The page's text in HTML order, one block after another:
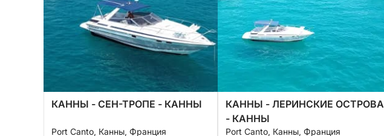
КАННЫ - СЕН-ТРОПЕ - КАННЫ
Port Canto, Канны, Франция
КАННЫ - ЛЕРИНСКИЕ ОСТРОВА
- КАННЫ
Port Canto, Канны, Франция